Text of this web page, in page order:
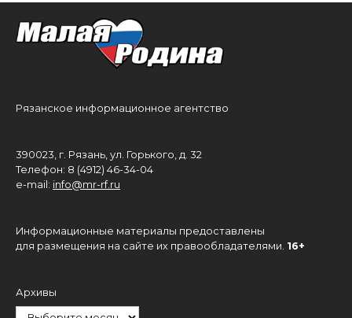
Рязанское информационное агентство
390023, г. Рязань, ул. Горького, д. 32
Телефон: 8 (4912) 46-34-04
e-mail: info@mr-rf.ru
Информационные материалы предоставлены
для размещения на сайте их правообладателями. 16+
Архивы